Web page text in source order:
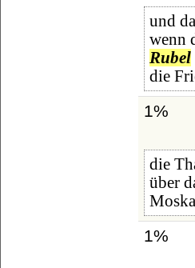
und
wenn
Rubel
die
1%
die
über
1%